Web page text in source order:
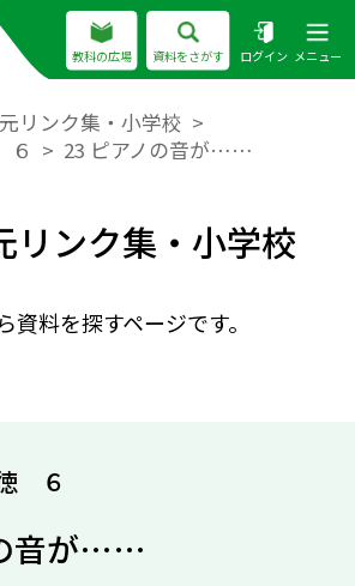
教科の広場 資料をさがす ログイン メニュー
リンク集・小学校
６
23 ピアノの音が……
リンク集・小学校
資料を探すページです。
６
音が……